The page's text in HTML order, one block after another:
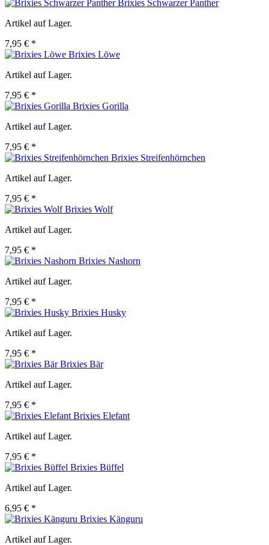
Brixies Schwarzer Panther
Artikel auf Lager.
7,95 € *
Brixies Löwe
Artikel auf Lager.
7,95 € *
Brixies Gorilla
Artikel auf Lager.
7,95 € *
Brixies Streifenhörnchen
Artikel auf Lager.
7,95 € *
Brixies Wolf
Artikel auf Lager.
7,95 € *
Brixies Nashorn
Artikel auf Lager.
7,95 € *
Brixies Husky
Artikel auf Lager.
7,95 € *
Brixies Bär
Artikel auf Lager.
7,95 € *
Brixies Elefant
Artikel auf Lager.
7,95 € *
Brixies Büffel
Artikel auf Lager.
6,95 € *
Brixies Känguru
Artikel auf Lager.